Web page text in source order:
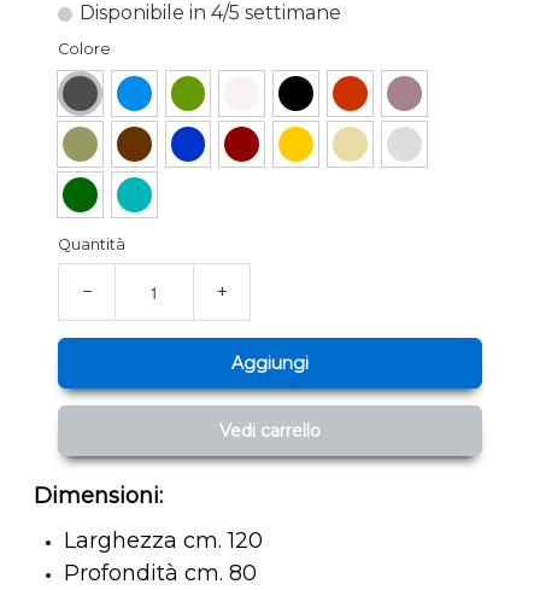
Disponibile in 4/5 settimane
Colore
Quantità
− +
Aggiungi
Vedi carrello
Dimensioni:
Larghezza cm. 120
Profondità cm. 80